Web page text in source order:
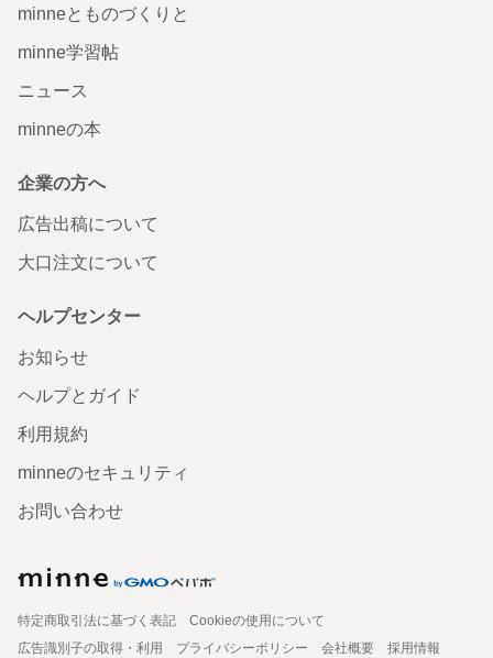
minneとものづくりと
minne学習帖
ニュース
minneの本
企業の方へ
広告出稿について
大口注文について
ヘルプセンター
お知らせ
ヘルプとガイド
利用規約
minneのセキュリティ
お問い合わせ
特定商取引法に基づく表記
Cookieの使用について
広告識別子の取得・利用
プライバシーポリシー 会社概要
採用情報